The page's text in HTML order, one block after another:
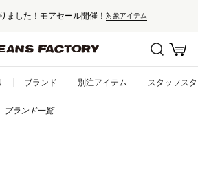
ました！モアセール開催！ 対象アイテム
ブランド 別注アイテム スタッフス
ブランド一覧